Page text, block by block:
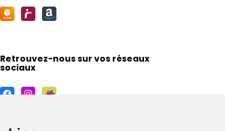
Retrouvez-nous sur vos réseaux
sociaux